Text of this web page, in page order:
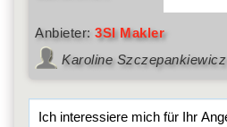
Anbieter:3SI Makler
Karoline Szczepankiewicz